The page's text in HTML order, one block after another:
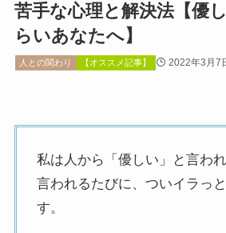
苦手な心理と解決法【優
らいあなたへ】
人との関わり 【オススメ記事】 2022年3月7
私は人から「優しい」と言わ
言われるたびに、ついイラっ
す。